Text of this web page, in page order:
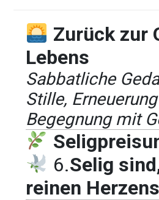
Zurück zur
Lebens
Sabbatliche
Stille,
Begegnung mit
6.Selig
reinen